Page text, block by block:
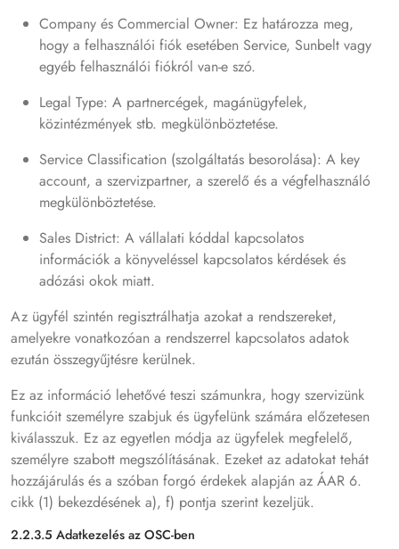
Company és Commercial Owner: Ez határozza meg,
hogy a felhasználói fiók esetében Service, Sunbelt vagy
egyéb felhasználói fiókról van-e szó.
Legal Type: A partnercégek, magánügyfelek,
közintézmények stb. megkülönböztetése.
Service Classification (szolgáltatás besorolása): A key
account, a szervizpartner, a szerelő és a végfelhasználó
megkülönböztetése.
Sales District: A vállalati kóddal kapcsolatos
információk a könyveléssel kapcsolatos kérdések és
adózási okok miatt.
Az ügyfél szintén regisztrálhatja azokat a rendszereket,
amelyekre vonatkozóan a rendszerrel kapcsolatos adatok
ezután összegyűjtésre kerülnek.
Ez az információ lehetővé teszi számunkra, hogy szervizünk
funkcióit személyre szabjuk és ügyfelünk számára előzetesen
kiválasszuk. Ez az egyetlen módja az ügyfelek megfelelő,
személyre szabott megszólításának. Ezeket az adatokat tehát
hozzájárulás és a szóban forgó érdekek alapján az ÁAR 6.
cikk (1) bekezdésének a), f) pontja szerint kezeljük.
2.2.3.5 Adatkezelés az OSC-ben